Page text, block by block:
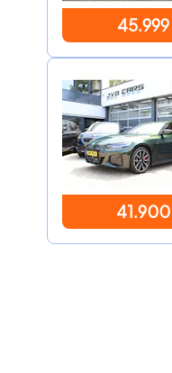
45.999
41.900